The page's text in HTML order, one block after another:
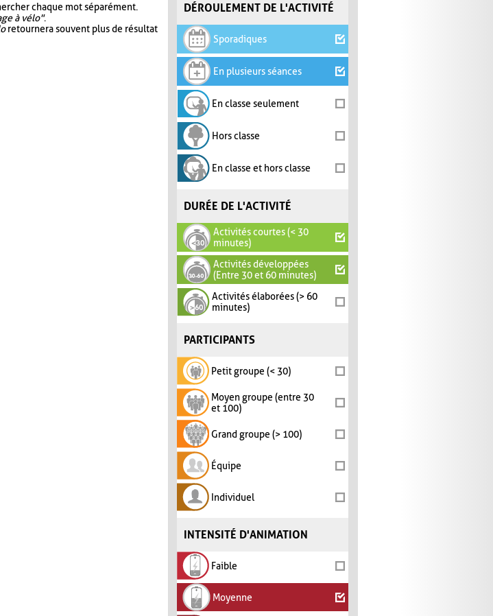
DÉROULEMENT DE L'ACTIVITÉ
Sporadiques
En plusieurs séances
En classe seulement
Hors classe
En classe et hors classe
DURÉE DE L'ACTIVITÉ
Activités courtes (< 30
minutes)
Activités développées
(Entre 30 et 60 minutes)
Activités élaborées (> 60
minutes)
PARTICIPANTS
Petit groupe (< 30)
Moyen groupe (entre 30
et 100)
Grand groupe (> 100)
Équipe
Individuel
INTENSITÉ D'ANIMATION
Faible
Moyenne
chaque mot séparément.
à vélo".
retournera souvent plus de résultat